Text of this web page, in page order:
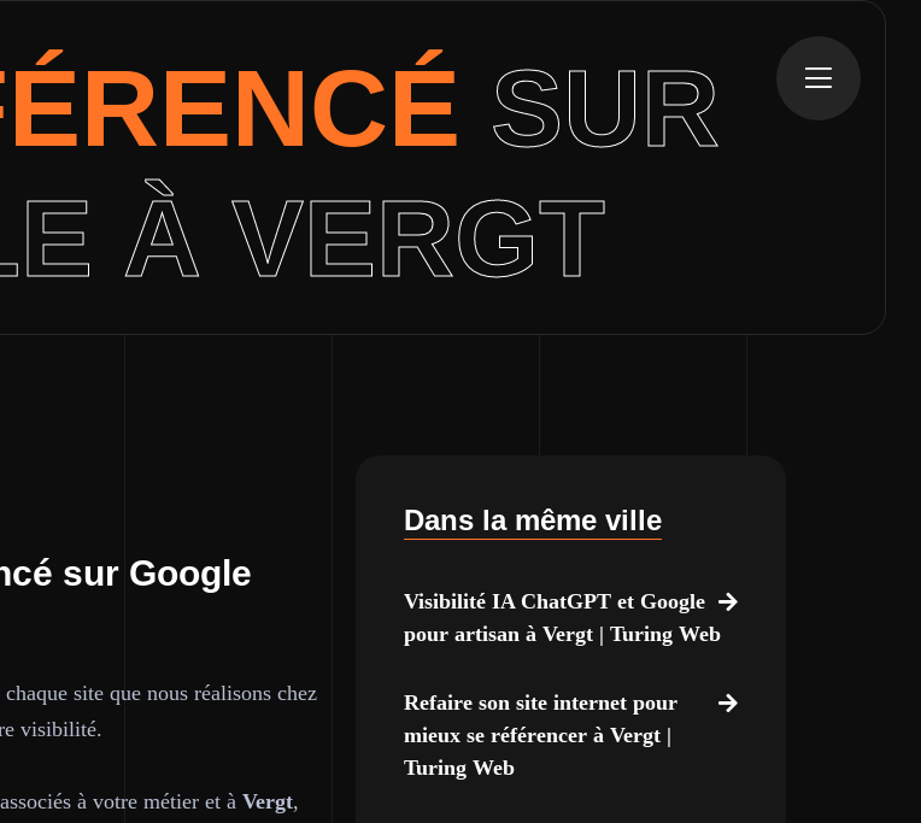
SUR
À VERGT
sur Google
site que nous réalisons chez
visibilité.
à votre métier et à Vergt,
Dans la même ville
Visibilité IA ChatGPT et Google
pour artisan à Vergt | Turing Web
Refaire son site internet pour
mieux se référencer à Vergt |
Turing Web